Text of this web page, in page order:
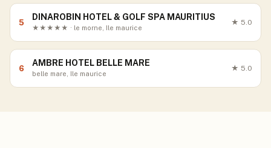
5
DINAROBIN HOTEL & GOLF SPA MAURITIUS
★★★★★ · le morne, Ile maurice
★ 5.0
6
AMBRE HOTEL BELLE MARE
belle mare, Ile maurice
★ 5.0